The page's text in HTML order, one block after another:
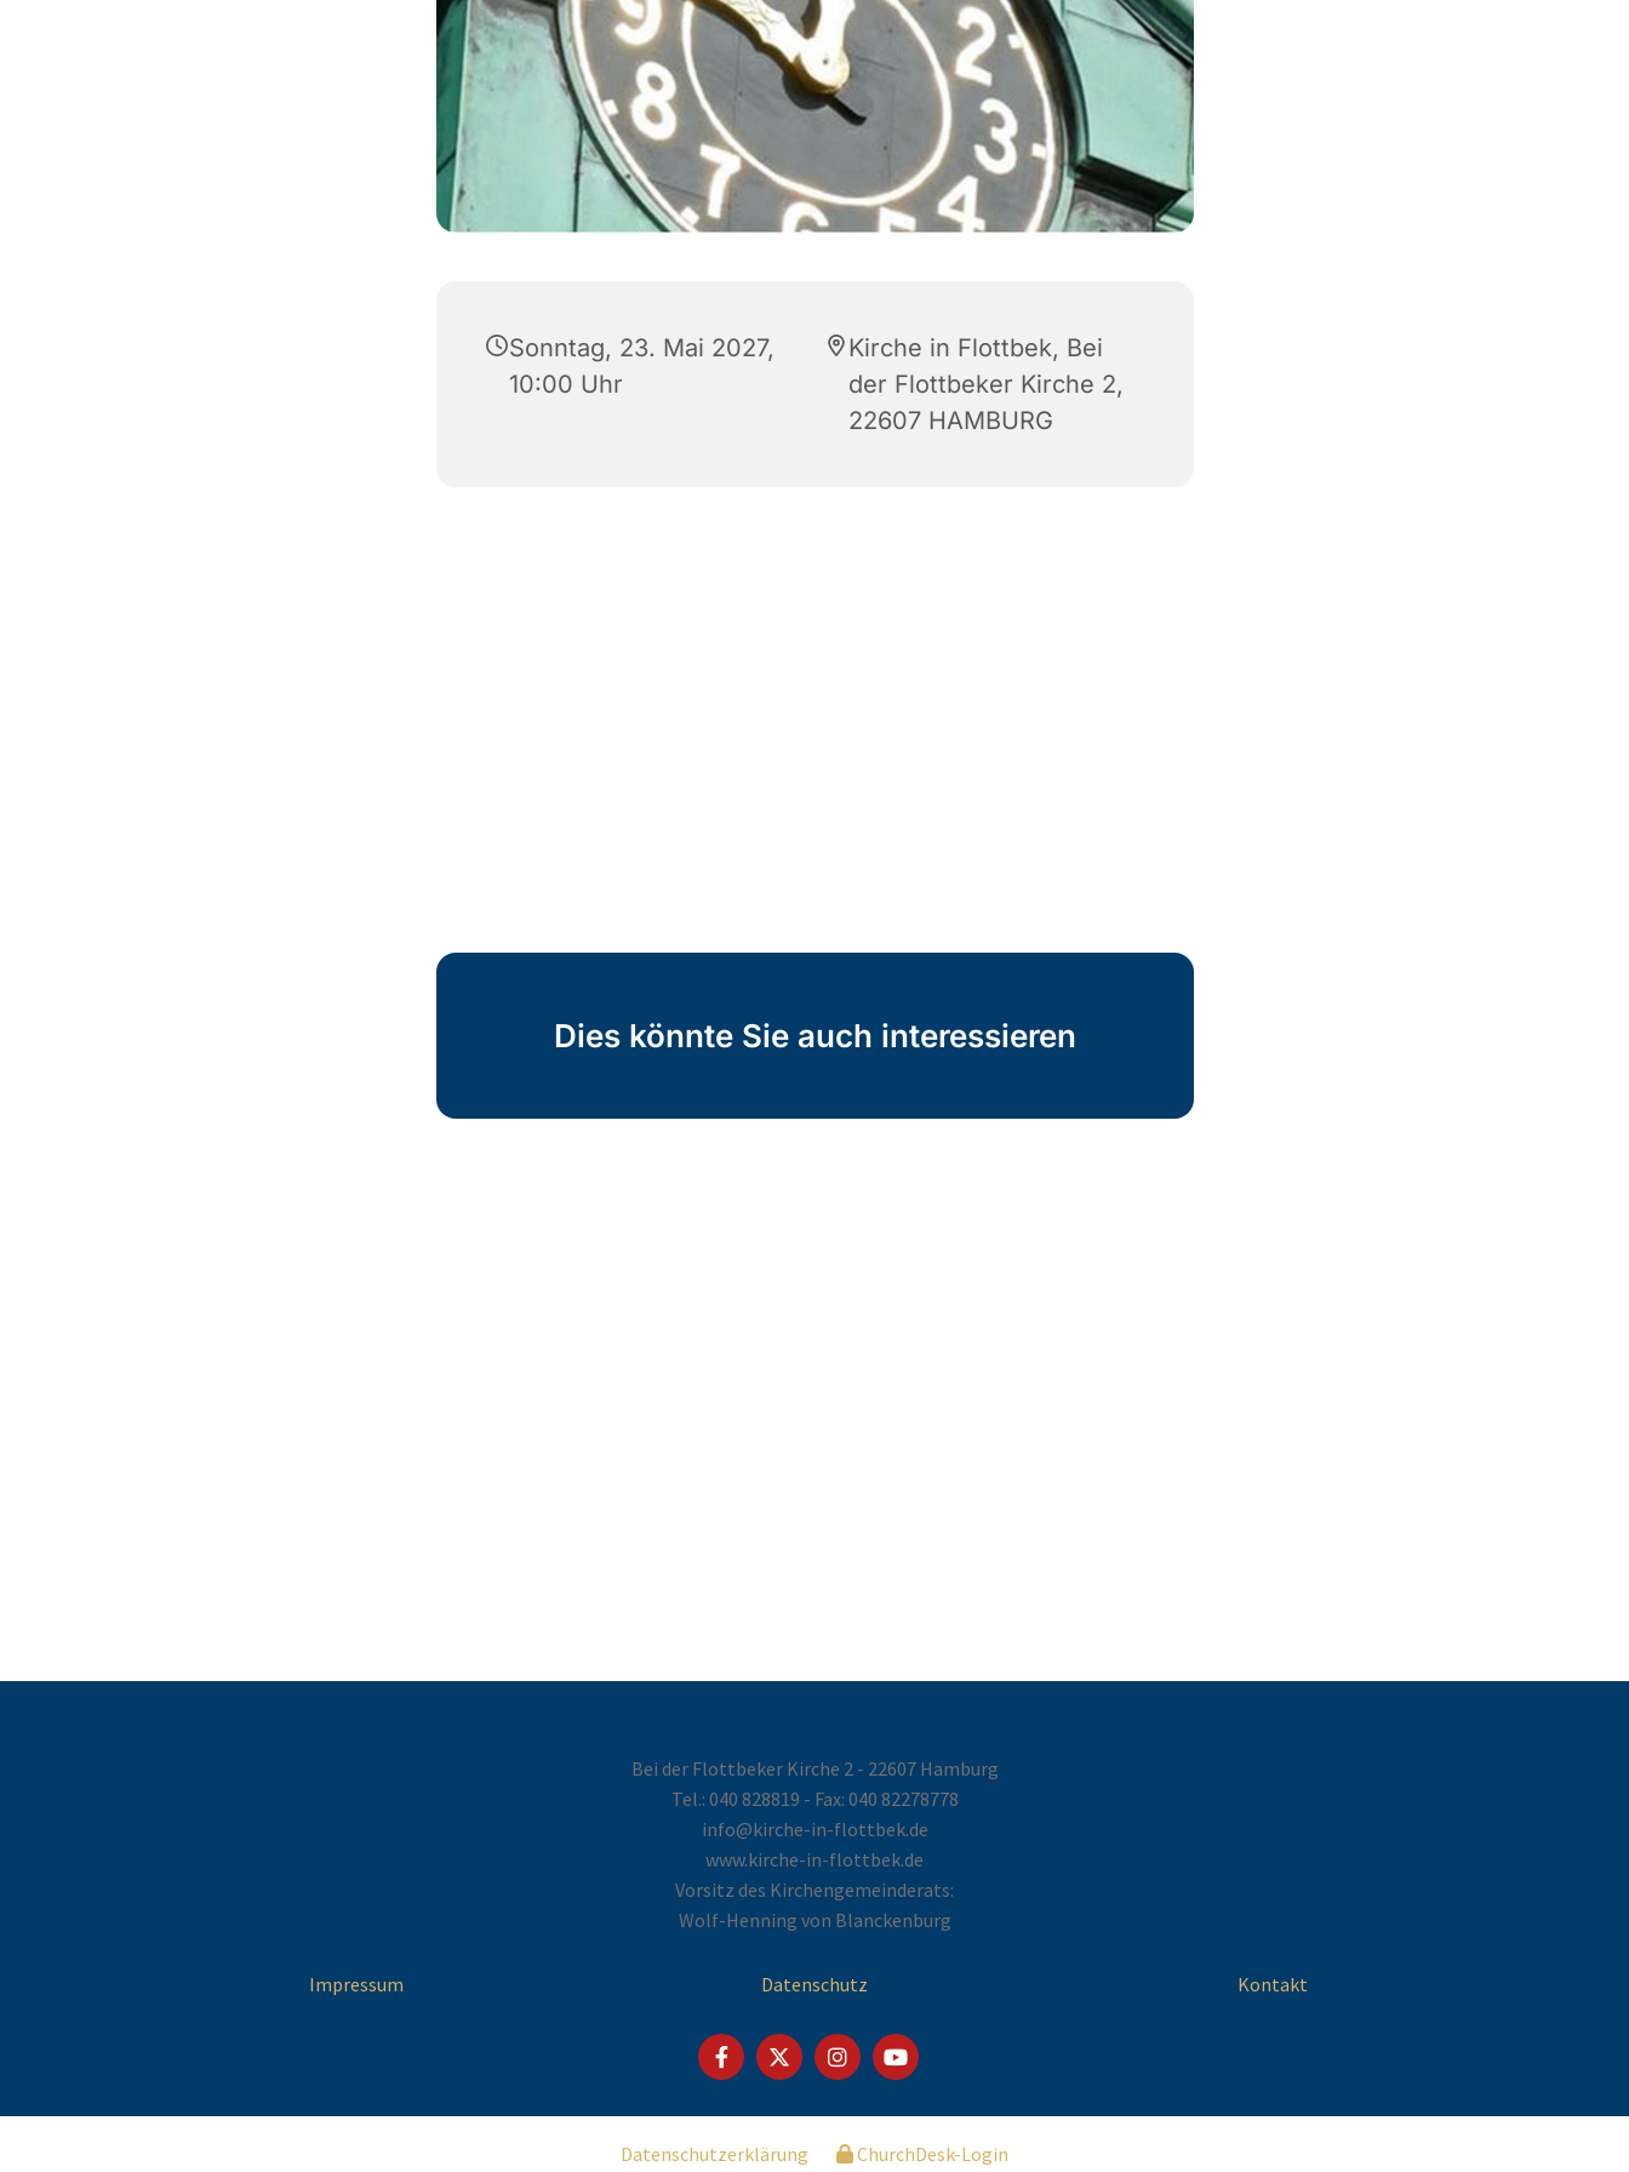
Sonntag, 23. Mai 2027,
10:00 Uhr
Kirche in Flottbek, Bei
der Flottbeker Kirche 2,
22607 HAMBURG
Dies könnte Sie auch interessieren
Bei der Flottbeker Kirche 2 - 22607 Hamburg
Tel.: 040 828819 - Fax: 040 82278778
info@kirche-in-flottbek.de
www.kirche-in-flottbek.de
Vorsitz des Kirchengemeinderats:
Wolf-Henning von Blanckenburg
Impressum Datenschutz Kontakt
Datenschutzerklärung ChurchDesk-Login